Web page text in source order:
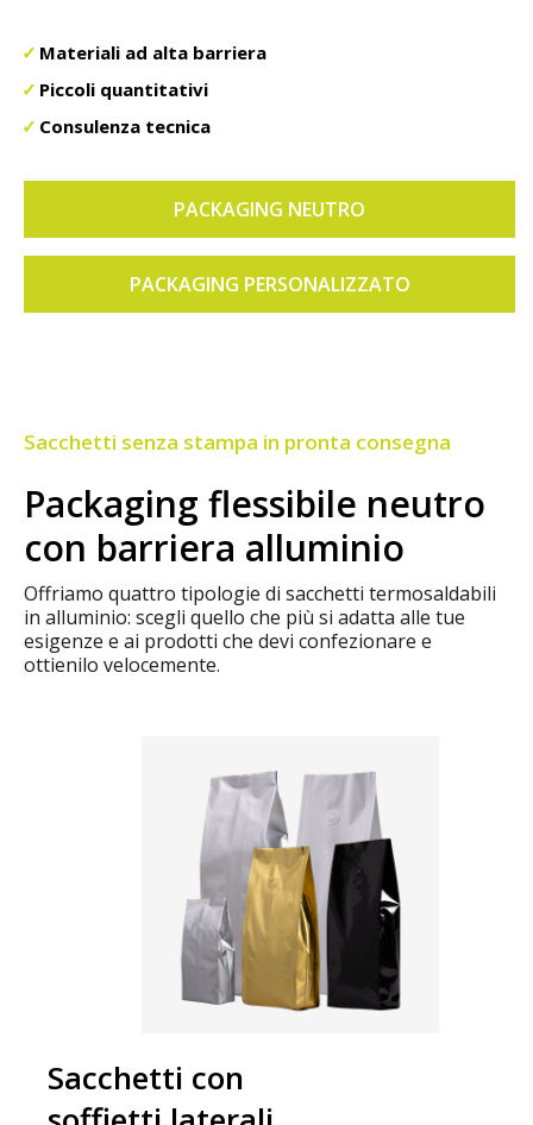
Materiali ad alta barriera
Piccoli quantitativi
Consulenza tecnica
PACKAGING NEUTRO
PACKAGING PERSONALIZZATO
Sacchetti senza stampa in pronta consegna
Packaging flessibile neutro
con barriera alluminio
Offriamo quattro tipologie di sacchetti termosaldabili
in alluminio: scegli quello che più si adatta alle tue
esigenze e ai prodotti che devi confezionare e
ottienilo velocemente.
Sacchetti con